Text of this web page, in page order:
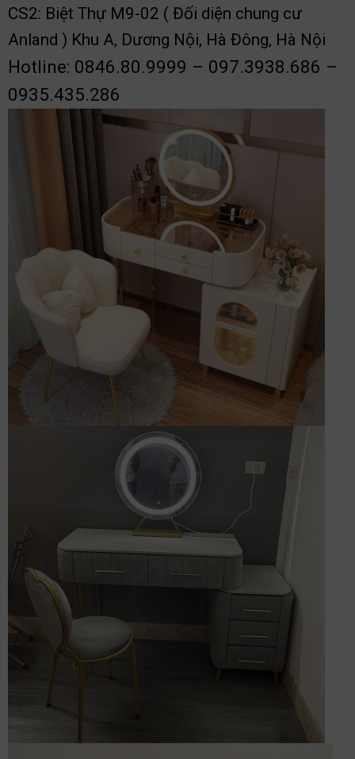
CS2: Biệt Thự M9-02 ( Đối diện chung cư
Anland ) Khu A, Dương Nội, Hà Đông, Hà Nội
Hotline: 0846.80.9999 – 097.3938.686 –
0935.435.286